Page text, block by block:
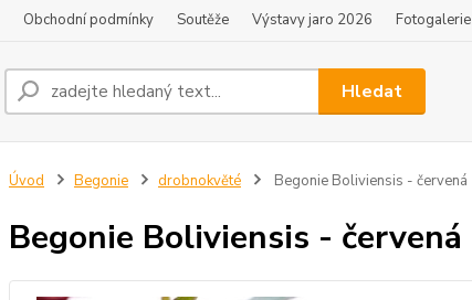
Obchodní podmínky Soutěže Výstavy jaro 2026 Fotogalerie
Hledat
Úvod Begonie drobnokvěté Begonie Boliviensis - červená
Begonie Boliviensis - červená